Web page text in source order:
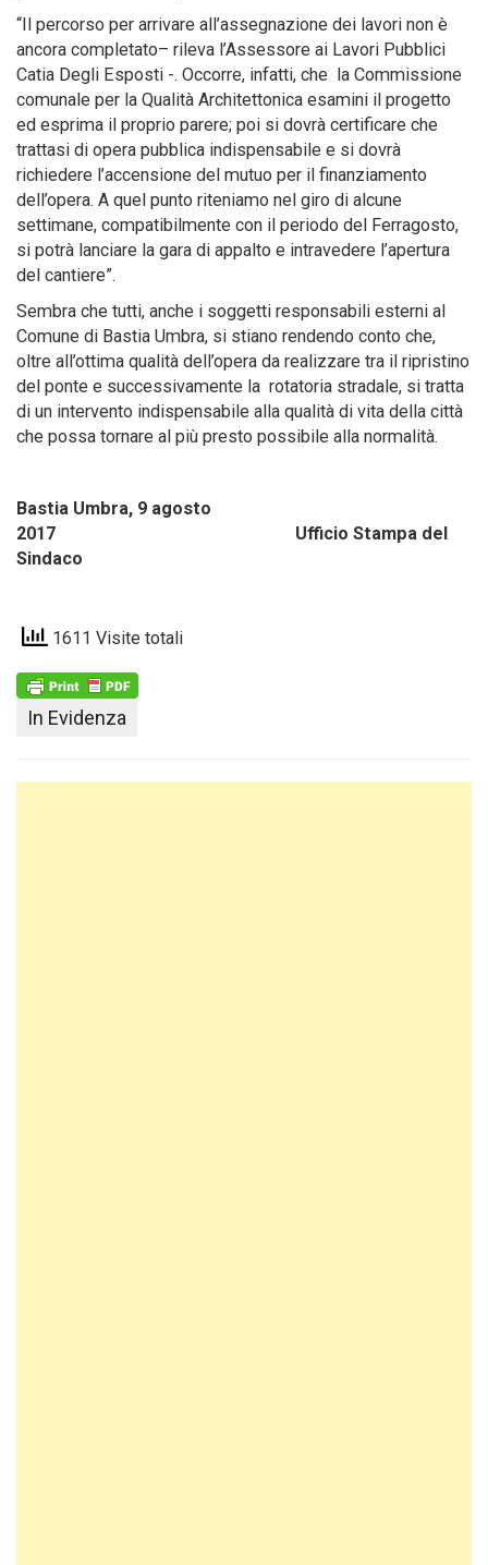
“Il percorso per arrivare all’assegnazione dei lavori non è
ancora completato– rileva l’Assessore ai Lavori Pubblici
Catia Degli Esposti -. Occorre, infatti, che la Commissione
comunale per la Qualità Architettonica esamini il progetto
ed esprima il proprio parere; poi si dovrà certificare che
trattasi di opera pubblica indispensabile e si dovrà
richiedere l’accensione del mutuo per il finanziamento
dell’opera. A quel punto riteniamo nel giro di alcune
settimane, compatibilmente con il periodo del Ferragosto,
si potrà lanciare la gara di appalto e intravedere l’apertura
del cantiere”.
Sembra che tutti, anche i soggetti responsabili esterni al
Comune di Bastia Umbra, si stiano rendendo conto che,
oltre all’ottima qualità dell’opera da realizzare tra il ripristino
del ponte e successivamente la rotatoria stradale, si tratta
di un intervento indispensabile alla qualità di vita della città
che possa tornare al più presto possibile alla normalità.
Bastia Umbra, 9 agosto
2017 Ufficio Stampa del
Sindaco
1611 Visite totali
In Evidenza